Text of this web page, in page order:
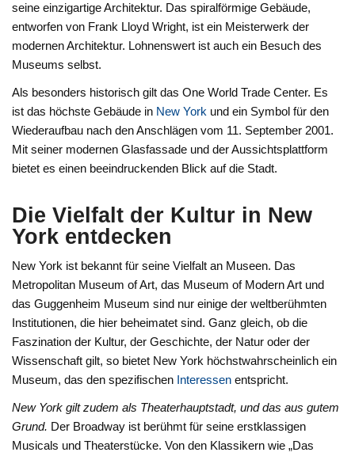
seine einzigartige Architektur. Das spiralförmige Gebäude,
entworfen von Frank Lloyd Wright, ist ein Meisterwerk der
modernen Architektur. Lohnenswert ist auch ein Besuch des
Museums selbst.
Als besonders historisch gilt das One World Trade Center. Es
ist das höchste Gebäude in New York und ein Symbol für den
Wiederaufbau nach den Anschlägen vom 11. September 2001.
Mit seiner modernen Glasfassade und der Aussichtsplattform
bietet es einen beeindruckenden Blick auf die Stadt.
Die Vielfalt der Kultur in New
York entdecken
New York ist bekannt für seine Vielfalt an Museen. Das
Metropolitan Museum of Art, das Museum of Modern Art und
das Guggenheim Museum sind nur einige der weltberühmten
Institutionen, die hier beheimatet sind. Ganz gleich, ob die
Faszination der Kultur, der Geschichte, der Natur oder der
Wissenschaft gilt, so bietet New York höchstwahrscheinlich ein
Museum, das den spezifischen Interessen entspricht.
New York gilt zudem als Theaterhauptstadt, und das aus gutem
Grund. Der Broadway ist berühmt für seine erstklassigen
Musicals und Theaterstücke. Von den Klassikern wie „Das